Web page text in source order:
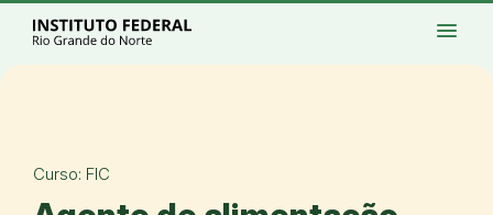
Ir para a página inicial
Ir para a busca
Acessibilidade
menu
Curso: FIC